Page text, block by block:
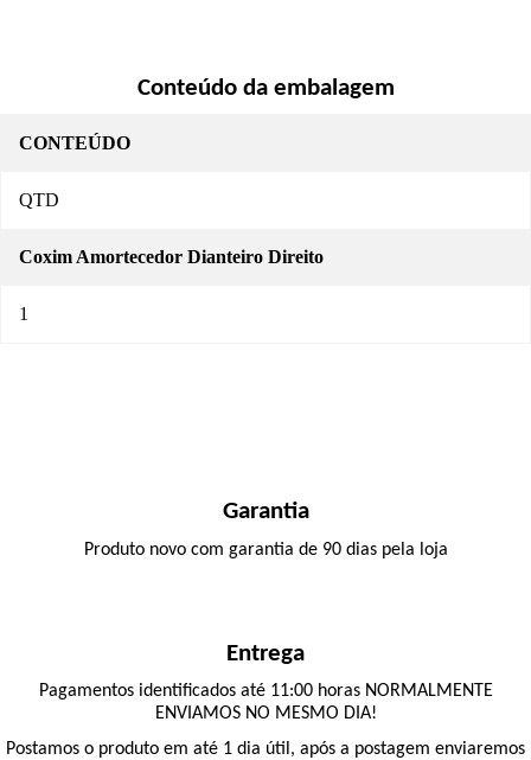
Conteúdo da embalagem
CONTEÚDO
QTD
Coxim Amortecedor Dianteiro Direito
1
Garantia
Produto novo com garantia de 90 dias pela loja
Entrega
Pagamentos identificados até 11:00 horas NORMALMENTE
ENVIAMOS NO MESMO DIA!
Postamos o produto em até 1 dia útil, após a postagem enviaremos